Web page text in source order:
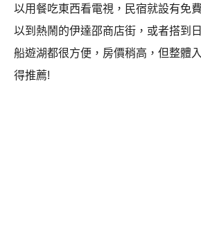
以用餐吃東西看電視，民宿就設有免
以到熱鬧的伊達邵商店街，或者搭到
船遊湖都很方便，房價稍高，但整體
得推薦!